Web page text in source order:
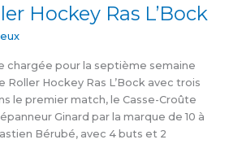
Hockey Ras L’Bock
chargée pour la septième semaine
Roller Hockey Ras L’Bock avec trois
le premier match, le Casse-Croûte
Ginard par la marque de 10 à
Bérubé, avec 4 buts et 2